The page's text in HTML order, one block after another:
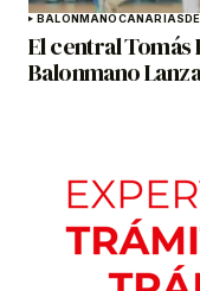
BALONMANOCANARIAS
El central
Balonmano